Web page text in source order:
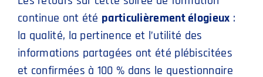
continue ont été particulièrement élogieux :
la qualité, la pertinence et l’utilité des
informations partagées ont été plébiscitées
et confirmées à 100 % dans le questionnaire